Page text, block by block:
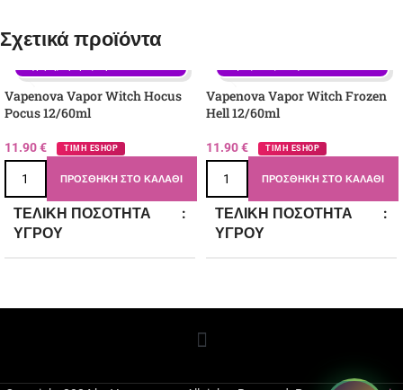
Σχετικά προϊόντα
Γεύση: Mix Μούρων, Καστανή
Vapenova Vapor Witch Hocus
Pocus 12/60ml
11.90€ ΤΙΜΗ ESHOP
ΠΡΟΣΘΉΚΗ ΣΤΟ ΚΑΛΆΘΙ
ΤΕΛΙΚΉ ΠΟΣΌΤΗΤΑ
ΥΓΡΟΎ
Vapenova Vapor Witch Frozen
Hell 12/60ml
11.90€ ΤΙΜΗ ESHOP
ΠΡΟΣΘΉΚΗ ΣΤΟ ΚΑΛΆΘΙ
ΤΕΛΙΚΉ ΠΟΣΌΤΗΤΑ
ΥΓΡΟΎ